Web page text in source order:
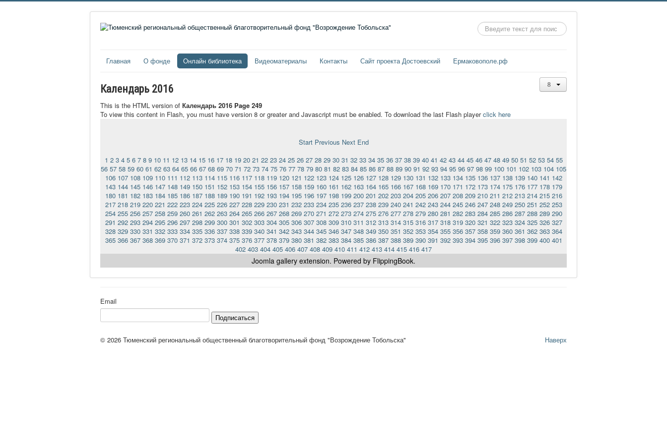
Искать...
Главная О фонде Онлайн библиотека Видеоматериалы Контакты Сайт проекта Достоевский Ермаковополе.рф
Календарь 2016
This is the HTML version of Календарь 2016 Page 249
To view this content in Flash, you must have version 8 or greater and Javascript must be enabled. To download the last Flash playerclick here
Start Previous Next End
1 2 3 4 5 6 7 8 9 10 11 12 13 14 15 16 17 18 19 20 21 22 23 24 25 26 27 28 29 30 31 32 33 34 35 36 37 38 39 40 41 42 43 44 45 46 47 48 49 50 51 52 53 54 55
56 57 58 59 60 61 62 63 64 65 66 67 68 69 70 71 72 73 74 75 76 77 78 79 80 81 82 83 84 85 86 87 88 89 90 91 92 93 94 95 96 97 98 99 100 101 102 103 104 105
106 107 108 109 110 111 112 113 114 115 116 117 118 119 120 121 122 123 124 125 126 127 128 129 130 131 132 133 134 135 136 137 138 139 140 141 142
143 144 145 146 147 148 149 150 151 152 153 154 155 156 157 158 159 160 161 162 163 164 165 166 167 168 169 170 171 172 173 174 175 176 177 178 179
180 181 182 183 184 185 186 187 188 189 190 191 192 193 194 195 196 197 198 199 200 201 202 203 204 205 206 207 208 209 210 211 212 213 214 215 216
217 218 219 220 221 222 223 224 225 226 227 228 229 230 231 232 233 234 235 236 237 238 239 240 241 242 243 244 245 246 247 248 249 250 251 252 253
254 255 256 257 258 259 260 261 262 263 264 265 266 267 268 269 270 271 272 273 274 275 276 277 278 279 280 281 282 283 284 285 286 287 288 289 290
291 292 293 294 295 296 297 298 299 300 301 302 303 304 305 306 307 308 309 310 311 312 313 314 315 316 317 318 319 320 321 322 323 324 325 326 327
328 329 330 331 332 333 334 335 336 337 338 339 340 341 342 343 344 345 346 347 348 349 350 351 352 353 354 355 356 357 358 359 360 361 362 363 364
365 366 367 368 369 370 371 372 373 374 375 376 377 378 379 380 381 382 383 384 385 386 387 388 389 390 391 392 393 394 395 396 397 398 399 400 401
402 403 404 405 406 407 408 409 410 411 412 413 414 415 416 417
Joomla gallery extension. Powered by FlippingBook.
Email
Подписаться
Наверх
© 2026 Тюменский региональный общественный благотворительный фонд "Возрождение Тобольска"